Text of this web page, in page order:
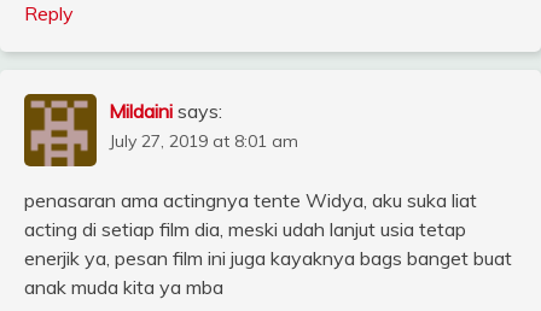
Reply
Mildaini says:
July 27, 2019 at 8:01 am
penasaran ama actingnya tente Widya, aku suka liat
acting di setiap film dia, meski udah lanjut usia tetap
enerjik ya, pesan film ini juga kayaknya bags banget buat
anak muda kita ya mba